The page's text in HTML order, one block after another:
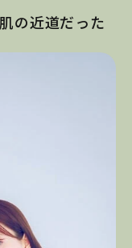
の近道だった